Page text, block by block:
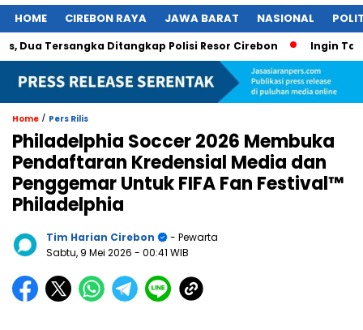
HOME CIREBON RAYA JAWA BARAT NASIONAL
Tersangka Ditangkap Polisi Resor Cirebon Ingin Tampil
Home / Pers Rilis
Philadelphia Soccer 2026 Membuka
Pendaftaran Kredensial Media dan
Penggemar Untuk FIFA Fan Festival™
Philadelphia
Tim Harian Cirebon
- Pewarta
Sabtu, 9 Mei 2026 - 00:41 WIB